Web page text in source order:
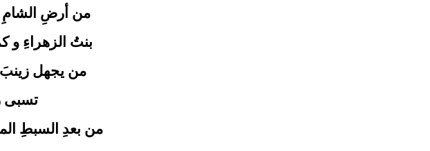
من أرضِ الشامِ
بنتُ الزهراءِ و
من يجهل زينبَ
تسبى
من بعدِ السبطِ